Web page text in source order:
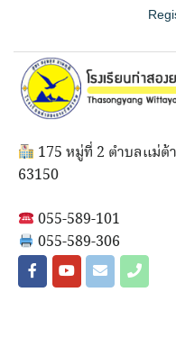
175 หมู่ที่ 2 ตำบลแม่ต้
63150
055-589-101
055-589-306